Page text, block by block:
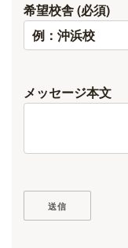
希望校舎 (必須)
メッセージ本文